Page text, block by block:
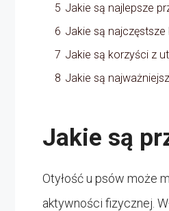
5 Jakie są najlepsze
6 Jakie są najczęstsze
7 Jakie są korzyści z
8 Jakie są
Jakie są
Otyłość u psów może
aktywności fizycznej.